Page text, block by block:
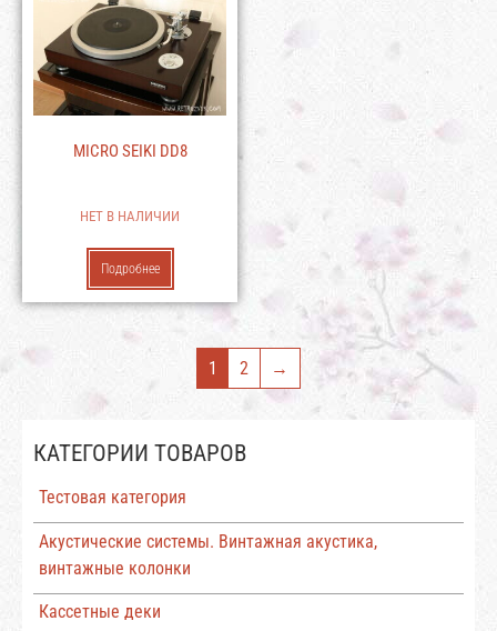
КАТЕГОРИИ ТОВАРОВ
Тестовая категория
Акустические системы. Винтажная акустика,
винтажные колонки
Кассетные деки
MICRO SEIKI DD8
НЕТ В НАЛИЧИИ
Подробнее
1 2 →